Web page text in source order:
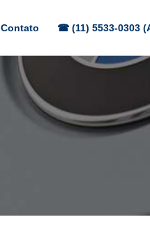
Contato ☎ (11) 5533-0303